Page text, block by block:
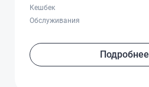
Кешбек
Обслуживания
Подробнее